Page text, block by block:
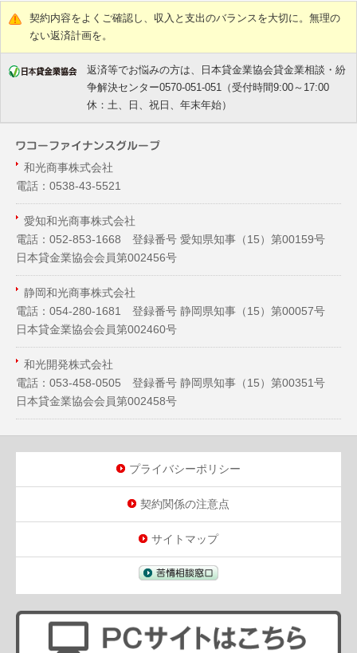
契約内容をよくご確認し、収入と支出のバランスを大切に。無理の
ない返済計画を。
返済等でお悩みの方は、日本貸金業協会貸金業相談・紛
争解決センター0570-051-051（受付時間9:00～17:00
休：土、日、祝日、年末年始）
和光商事株式会社
電話：0538-43-5521
愛知和光商事株式会社
電話：052-853-1668 登録番号 愛知県知事（15）第00159号
日本貸金業協会会員第002456号
静岡和光商事株式会社
電話：054-280-1681 登録番号 静岡県知事（15）第00057号
日本貸金業協会会員第002460号
和光開発株式会社
電話：053-458-0505 登録番号 静岡県知事（15）第00351号
日本貸金業協会会員第002458号
プライバシーポリシー
契約関係の注意点
サイトマップ